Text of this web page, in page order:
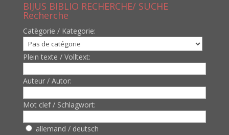
BIJUS BIBLIO RECHERCHE/ SUCHE
Recherche
Catègorie / Kategorie:
Plein texte / Volltext:
Auteur / Autor:
Mot clef / Schlagwort:
allemand / deutsch